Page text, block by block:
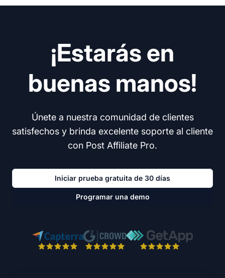
¡Estarás en
buenas manos!
Únete a nuestra comunidad de clientes
satisfechos y brinda excelente soporte al cliente
con Post Affiliate Pro.
Iniciar prueba gratuita de 30 días
Programar una demo